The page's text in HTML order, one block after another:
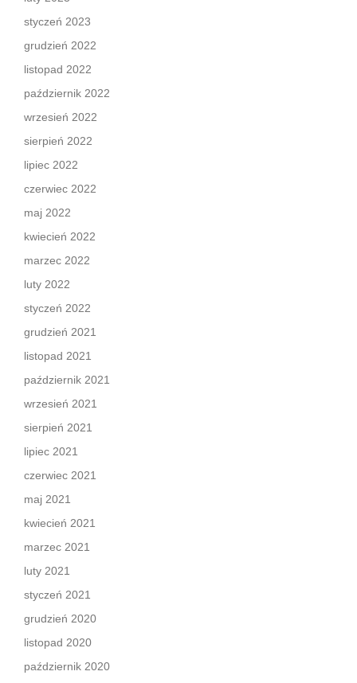
styczeń 2023
grudzień 2022
listopad 2022
październik 2022
wrzesień 2022
sierpień 2022
lipiec 2022
czerwiec 2022
maj 2022
kwiecień 2022
marzec 2022
luty 2022
styczeń 2022
grudzień 2021
listopad 2021
październik 2021
wrzesień 2021
sierpień 2021
lipiec 2021
czerwiec 2021
maj 2021
kwiecień 2021
marzec 2021
luty 2021
styczeń 2021
grudzień 2020
listopad 2020
październik 2020